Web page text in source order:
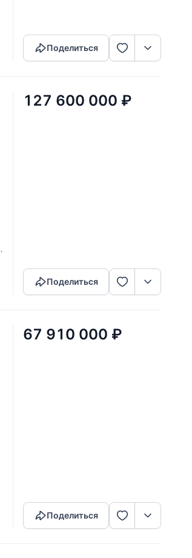
Поделиться
127 600 000 ₽
Поделиться
67 910 000 ₽
Поделиться